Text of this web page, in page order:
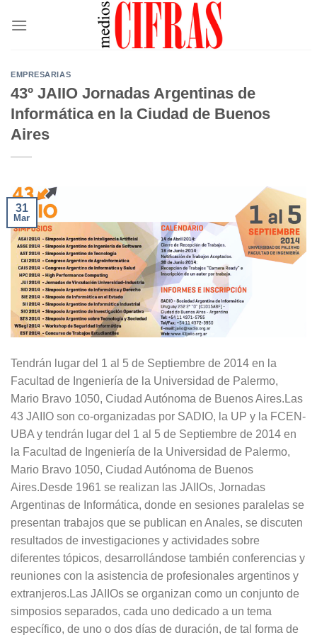
EMPRESARIAS
43º JAIIO Jornadas Argentinas de
Informática en la Ciudad de Buenos
Aires
31
Mar
Tendrán lugar del 1 al 5 de Septiembre de 2014 en la
Facultad de Ingeniería de la Universidad de Palermo,
Mario Bravo 1050, Ciudad Autónoma de Buenos Aires.Las
43 JAIIO son co-organizadas por SADIO, la UP y la FCEN-
UBA y tendrán lugar del 1 al 5 de Septiembre de 2014 en
la Facultad de Ingeniería de la Universidad de Palermo,
Mario Bravo 1050, Ciudad Autónoma de Buenos
Aires.Desde 1961 se realizan las JAIIOs, Jornadas
Argentinas de Informática, donde en sesiones paralelas se
presentan trabajos que se publican en Anales, se discuten
resultados de investigaciones y actividades sobre
diferentes tópicos, desarrollándose también conferencias y
reuniones con la asistencia de profesionales argentinos y
extranjeros.Las JAIIOs se organizan como un conjunto de
simposios separados, cada uno dedicado a un tema
específico, de uno o dos días de duración, de tal forma de